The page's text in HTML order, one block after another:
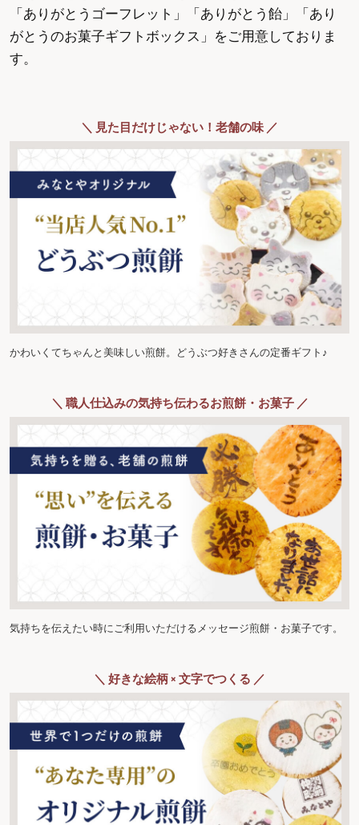
「ありがとうゴーフレット」「ありがとう飴」「あり
がとうのお菓子ギフトボックス」をご用意しておりま
す。
＼ 見た目だけじゃない！老舗の味 ／
かわいくてちゃんと美味しい煎餅。どうぶつ好きさんの定番ギフト♪
＼ 職人仕込みの気持ち伝わるお煎餅・お菓子 ／
気持ちを伝えたい時にご利用いただけるメッセージ煎餅・お菓子です。
＼ 好きな絵柄 × 文字でつくる ／